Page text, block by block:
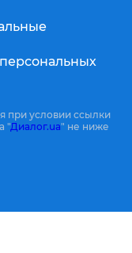
при условии ссылки
"Диалог.ua" не ниже